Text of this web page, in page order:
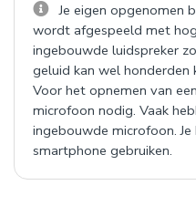
Je eigen opgenomen
wordt afgespeeld met
ingebouwde luidspreker
geluid kan wel honderden
Voor het opnemen van
microfoon nodig. Vaak
ingebouwde microfoon.
smartphone gebruiken.